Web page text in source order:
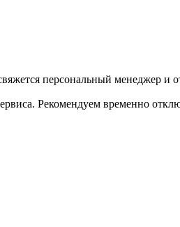
персональный менеджер и
Рекомендуем временно